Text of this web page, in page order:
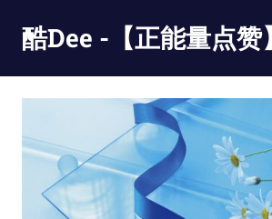
content
酷Dee -【正能量点赞】
只